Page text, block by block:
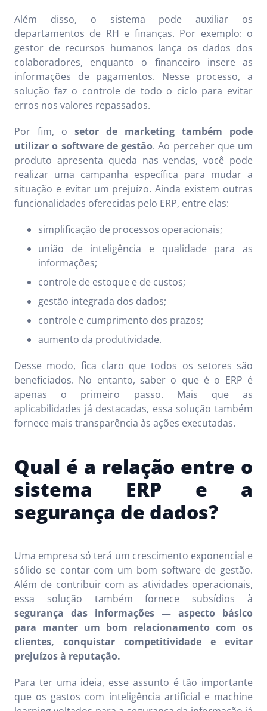
Além disso, o sistema pode auxiliar os
departamentos de RH e finanças. Por exemplo: o
gestor de recursos humanos lança os dados dos
colaboradores, enquanto o financeiro insere as
informações de pagamentos. Nesse processo, a
solução faz o controle de todo o ciclo para evitar
erros nos valores repassados.
Por fim, o setor de marketing também pode
utilizar o software de gestão. Ao perceber que um
produto apresenta queda nas vendas, você pode
realizar uma campanha específica para mudar a
situação e evitar um prejuízo. Ainda existem outras
funcionalidades oferecidas pelo ERP, entre elas:
simplificação de processos operacionais;
união de inteligência e qualidade para as
informações;
controle de estoque e de custos;
gestão integrada dos dados;
controle e cumprimento dos prazos;
aumento da produtividade.
Desse modo, fica claro que todos os setores são
beneficiados. No entanto, saber o que é o ERP é
apenas o primeiro passo. Mais que as
aplicabilidades já destacadas, essa solução também
fornece mais transparência às ações executadas.
Qual é a relação entre o
sistema ERP e a
segurança de dados?
Uma empresa só terá um crescimento exponencial e
sólido se contar com um bom software de gestão.
Além de contribuir com as atividades operacionais,
essa solução também fornece subsídios à
segurança das informações — aspecto básico
para manter um bom relacionamento com os
clientes, conquistar competitividade e evitar
prejuízos à reputação.
Para ter uma ideia, esse assunto é tão importante
que os gastos com inteligência artificial e machine